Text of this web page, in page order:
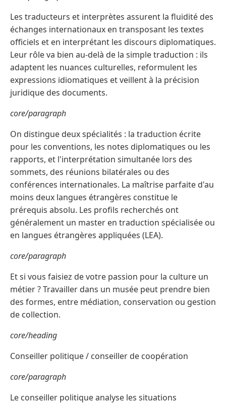
Les traducteurs et interprètes assurent la fluidité des
échanges internationaux en transposant les textes
officiels et en interprétant les discours diplomatiques.
Leur rôle va bien au-delà de la simple traduction : ils
adaptent les nuances culturelles, reformulent les
expressions idiomatiques et veillent à la précision
juridique des documents.
core/paragraph
On distingue deux spécialités : la traduction écrite
pour les conventions, les notes diplomatiques ou les
rapports, et l'interprétation simultanée lors des
sommets, des réunions bilatérales ou des
conférences internationales. La maîtrise parfaite d'au
moins deux langues étrangères constitue le
prérequis absolu. Les profils recherchés ont
généralement un master en traduction spécialisée ou
en langues étrangères appliquées (LEA).
core/paragraph
Et si vous faisiez de votre passion pour la culture un
métier ? Travailler dans un musée peut prendre bien
des formes, entre médiation, conservation ou gestion
de collection.
core/heading
Conseiller politique / conseiller de coopération
core/paragraph
Le conseiller politique analyse les situations